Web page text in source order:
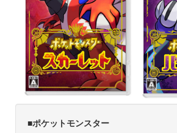
■ポケットモンスター